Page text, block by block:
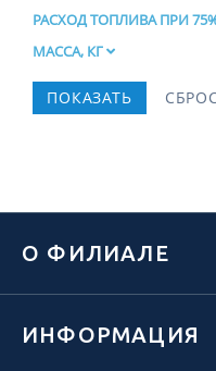
РАСХОД ТОПЛИВА ПРИ
МАССА, КГ
О ФИЛИАЛЕ
ИНФОРМАЦИЯ